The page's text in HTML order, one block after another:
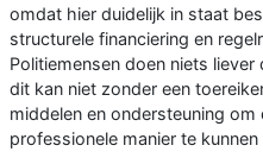
omdat hier duidelijk in staat
structurele financiering en
Politiemensen doen niets
dit kan niet zonder een
middelen en ondersteuning om
professionele manier te kunnen